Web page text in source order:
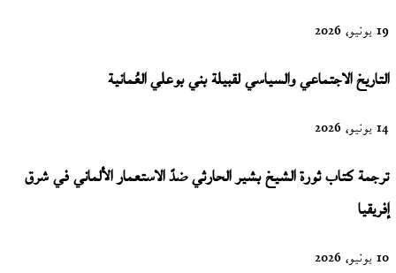
19 يونيو، 2026
التاريخ الاجتماعي والسياسي لقبيلة بني بوعلي العُمانية
14 يونيو، 2026
ترجمة كتاب ثورة الشيخ بشير الحارثي ضدّ الاستعمار الألماني في شرق
إفريقيا
10 يونيو، 2026